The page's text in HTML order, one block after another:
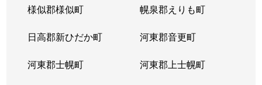
様似郡様似町 幌泉郡えりも町
日高郡新ひだか町 河東郡音更町
河東郡士幌町 河東郡上士幌町